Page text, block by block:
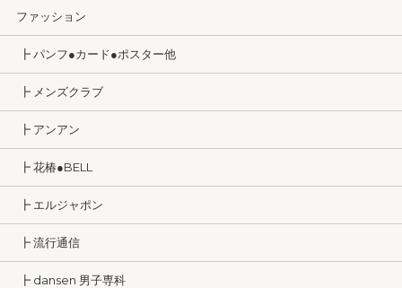
ファッション
┣ パンフ●カード●ポスター他
┣ メンズクラブ
┣ アンアン
┣ 花椿●BELL
┣ エルジャポン
┣ 流行通信
┣ dansen 男子専科